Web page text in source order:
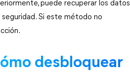
puede recuperar los datos
Si este método no
desbloquear